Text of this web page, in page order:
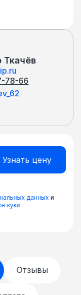
Ткачёв
78-66
данных и
куки
Отзывы